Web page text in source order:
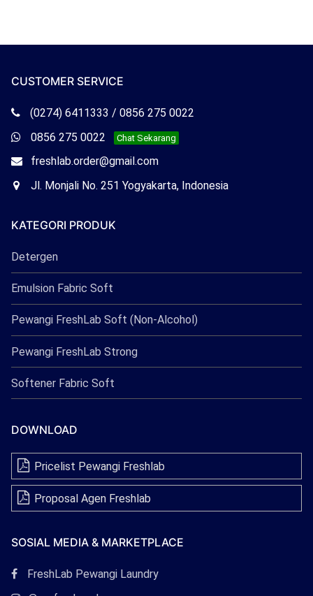
CUSTOMER SERVICE
Telepon
Freshlab
(0274) 6411333 / 0856 275 0022
Whatsapp
Freshlab
0856 275 0022 Chat Sekarang
Email
Freshlab
freshlab.order@gmail.com
OfficeJl. Monjali No. 251 Yogyakarta, Indonesia
KATEGORI PRODUK
Detergen
Emulsion Fabric Soft
Pewangi FreshLab Soft (Non-Alcohol)
Pewangi FreshLab Strong
Softener Fabric Soft
DOWNLOAD
Pricelist Pewangi Freshlab
Proposal Agen Freshlab
SOSIAL MEDIA & MARKETPLACE
Tautan
Facebook
FreshLab Pewangi Laundry